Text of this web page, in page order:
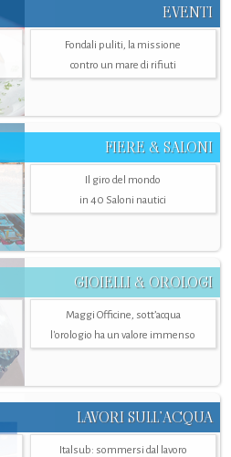
EVENTI
Fondali puliti, la missione
contro un mare di rifiuti
FIERE & SALONI
Il giro del mondo
in 40 Saloni nautici
GIOIELLI & OROLOGI
Maggi Officine, sott’acqua
l'orologio ha un valore immenso
LAVORI SULL’ACQUA
Italsub: sommersi dal lavoro